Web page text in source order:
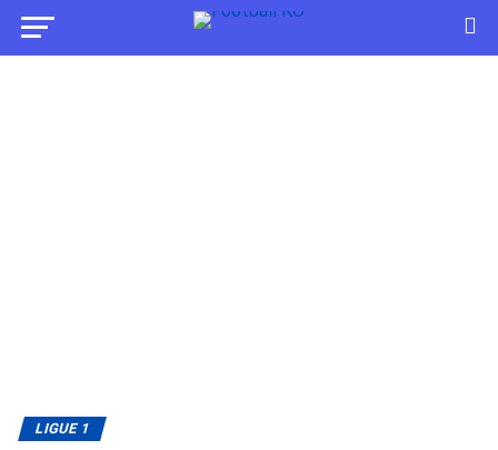
LIGUE 1